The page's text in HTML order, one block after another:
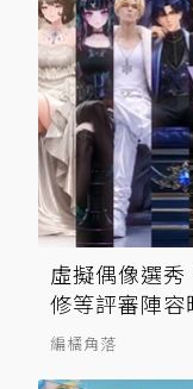
虛擬偶像選
修等評審陣容
編橘角落